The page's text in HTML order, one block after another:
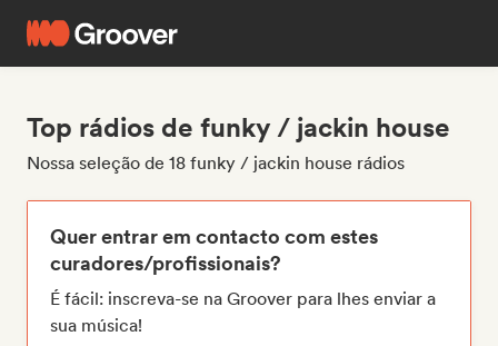
Top rádios de funky / jackin house
Nossa seleção de 18 funky / jackin house rádios
Quer entrar em contacto com estes
curadores/profissionais?
É fácil: inscreva-se na Groover para lhes enviar a
sua música!